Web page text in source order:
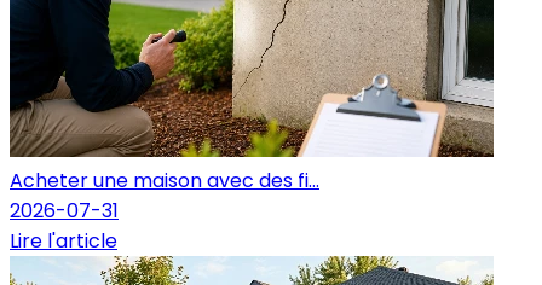
Acheter une maison avec des fi...
2026-07-31
Lire l'article